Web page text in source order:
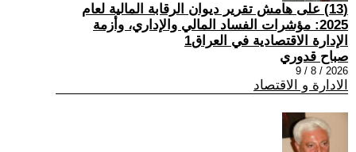
(13) على هامش تقرير ديوان الرقابة المالية لعام
2025: مؤشرات الفساد المالي والإداري، وأزمة
الإدارة الاقتصادية في العراق1
صباح قدوري
2026 / 8 / 9
الادارة و الاقتصاد